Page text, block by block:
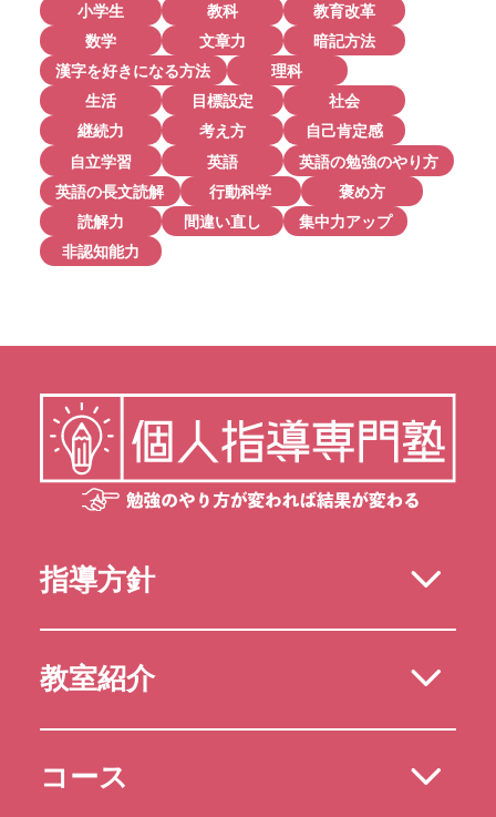
小学生
教科
教育改革
数学
文章力
暗記方法
漢字を好きになる方法
理科
生活
目標設定
社会
継続力
考え方
自己肯定感
自立学習
英語
英語の勉強のやり方
英語の長文読解
行動科学
褒め方
読解力
間違い直し
集中力アップ
非認知能力
指導方針
教室紹介
コース